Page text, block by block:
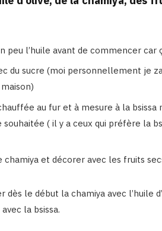
peu l’huile avant de commencer
du sucre (moi personnellement je
au fur et à mesure à la bsissa
( il y a ceux qui préfère la
chamiya et décorer avec les fruits
dès le début la chamiya avec l’huile
la bsissa.